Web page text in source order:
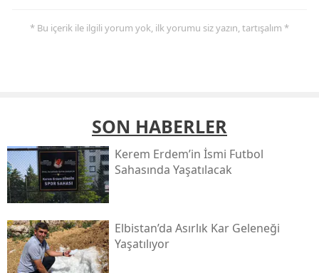
* Bu içerik ile ilgili yorum yok, ilk yorumu siz yazın, tartışalım *
SON HABERLER
Kerem Erdem’in İsmi Futbol
Sahasında Yaşatılacak
Elbistan’da Asırlık Kar Geleneği
Yaşatılıyor